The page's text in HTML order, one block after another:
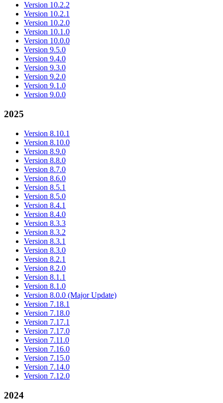
Version 10.2.2
Version 10.2.1
Version 10.2.0
Version 10.1.0
Version 10.0.0
Version 9.5.0
Version 9.4.0
Version 9.3.0
Version 9.2.0
Version 9.1.0
Version 9.0.0
2025
Version 8.10.1
Version 8.10.0
Version 8.9.0
Version 8.8.0
Version 8.7.0
Version 8.6.0
Version 8.5.1
Version 8.5.0
Version 8.4.1
Version 8.4.0
Version 8.3.3
Version 8.3.2
Version 8.3.1
Version 8.3.0
Version 8.2.1
Version 8.2.0
Version 8.1.1
Version 8.1.0
Version 8.0.0 (Major Update)
Version 7.18.1
Version 7.18.0
Version 7.17.1
Version 7.17.0
Version 7.11.0
Version 7.16.0
Version 7.15.0
Version 7.14.0
Version 7.12.0
2024